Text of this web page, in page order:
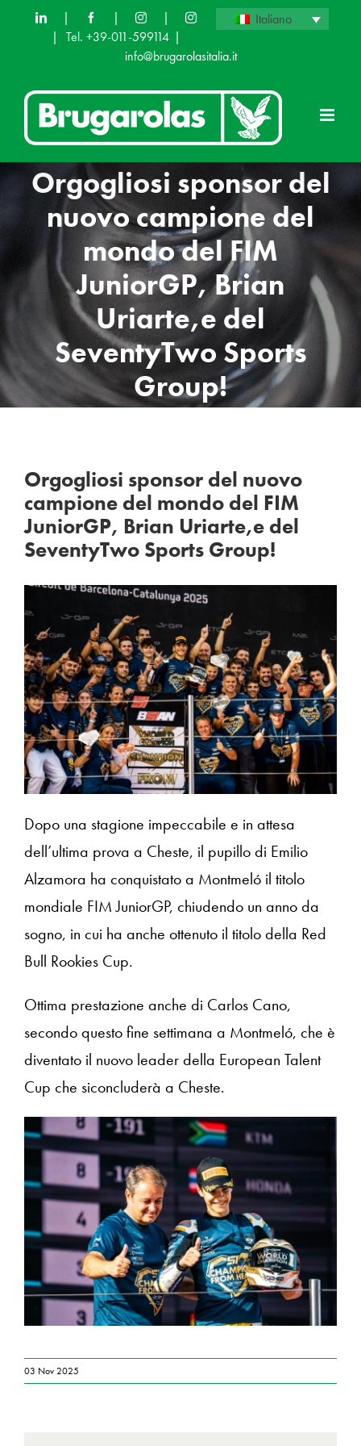
Italiano
| |
|
|
Tel. +39-011-599114 |
info@brugarolasitalia.it
Orgogliosi sponsor del
nuovo campione del
mondo del FIM
JuniorGP, Brian
Uriarte,e del
SeventyTwo Sports
Group!
Orgogliosi sponsor del nuovo
campione del mondo del FIM
JuniorGP, Brian Uriarte,e del
SeventyTwo Sports Group!
Dopo una stagione impeccabile e in attesa
dell’ultima prova a Cheste, il pupillo di Emilio
Alzamora ha conquistato a Montmeló il titolo
mondiale FIM JuniorGP, chiudendo un anno da
sogno, in cui ha anche ottenuto il titolo della Red
Bull Rookies Cup.
Ottima prestazione anche di Carlos Cano,
secondo questo fine settimana a Montmeló, che è
diventato il nuovo leader della European Talent
Cup che siconcluderà a Cheste.
03 Nov 2025